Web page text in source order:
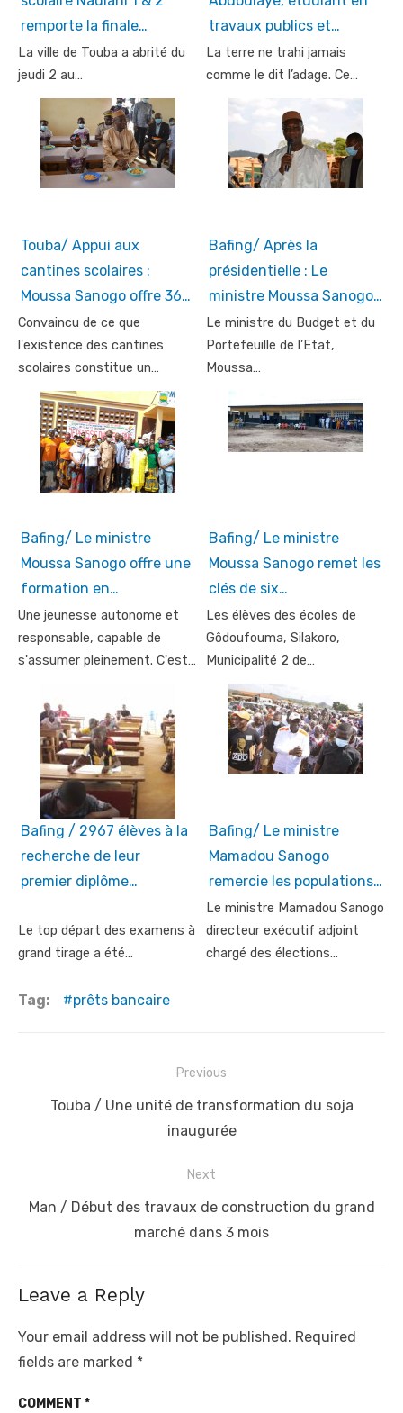
remporte la finale…
La ville de Touba a abrité du
jeudi 2 au…
travaux publics et…
La terre ne trahi jamais
comme le dit l’adage. Ce…
Touba/ Appui aux
cantines scolaires :
Moussa Sanogo offre 36…
Convaincu de ce que
l'existence des cantines
scolaires constitue un…
Bafing/ Après la
présidentielle : Le
ministre Moussa Sanogo…
Le ministre du Budget et du
Portefeuille de l’Etat,
Moussa…
Bafing/ Le ministre
Moussa Sanogo offre une
formation en…
Une jeunesse autonome et
responsable, capable de
s'assumer pleinement. C'est…
Bafing/ Le ministre
Moussa Sanogo remet les
clés de six…
Les élèves des écoles de
Gôdoufouma, Silakoro,
Municipalité 2 de…
Bafing / 2967 élèves à la
recherche de leur
premier diplôme…
Le top départ des examens à
grand tirage a été…
Bafing/ Le ministre
Mamadou Sanogo
remercie les populations…
Le ministre Mamadou Sanogo
directeur exécutif adjoint
chargé des élections…
Tag: prêts bancaire
navigation
Previous
Previous
Touba / Une unité de transformation du soja
inaugurée
Next
Next
Man / Début des travaux de construction du grand
marché dans 3 mois
Leave a Reply
Your email address will not be published. Required
fields are marked *
COMMENT *